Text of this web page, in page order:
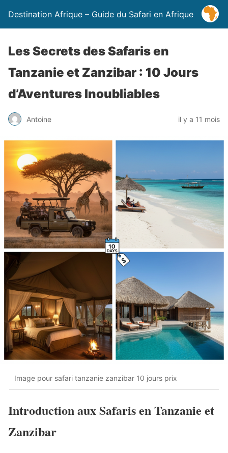
Destination Afrique – Guide du Safari en Afrique
Les Secrets des Safaris en
Tanzanie et Zanzibar : 10 Jours
d’Aventures Inoubliables
Antoine il y a 11 mois
Image pour safari tanzanie zanzibar 10 jours prix
Introduction aux Safaris en Tanzanie et
Zanzibar